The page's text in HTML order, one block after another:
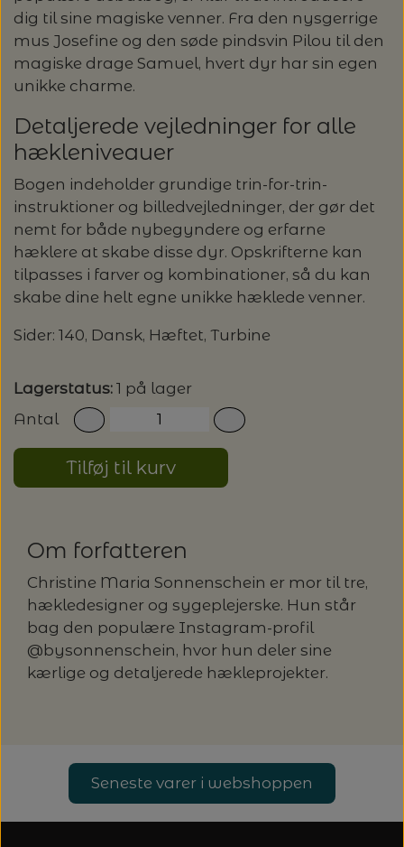
PASCUALI: NEPAL - SPAR 20%
POMP STITCH - BRODERI - SPAR 30-35%
PÅ ALLE KITS
SPAR 40% - GLERUPS STØVLER BØRN (STR.
19 - 23)
PERMIN: SPAR 30% PÅ ALLE
JULEBRODERIER
BALDYRE: UDVALGTE BRODERIER - SPAR
LANG YARNS
PASCUALI
RAUMA GARN
PERMIN
LENE HOLME SAMSØE - LEKNIT
MY FAVOURITE THINGS KNITWEAR
ODD ROW
OTHER LOOPS
PETITEKNIT
RAUMA
MASKESTOPPERE
MÅLEBÅND / PINDEMÅLERE
OPSKRIFTHOLDER FRA KNITPRO -
MAGMA
SAKSE
STRIKKE- OG SYNÅLE
SYTRÅD
TRYKLÅSE
dig til sine magiske venner. Fra den nysgerrige
mus Josefine og den søde pindsvin Pilou til den
magiske drage Samuel, hvert dyr har sin egen
unikke charme.
Detaljerede vejledninger for alle
hækleniveauer
Bogen indeholder grundige trin-for-trin-
instruktioner og billedvejledninger, der gør det
nemt for både nybegyndere og erfarne
hæklere at skabe disse dyr. Opskrifterne kan
tilpasses i farver og kombinationer, så du kan
skabe dine helt egne unikke hæklede venner.
Sider: 140, Dansk, Hæftet, Turbine
Lagerstatus: 1 på lager
Antal
Tilføj til kurv
Om forfatteren
Christine Maria Sonnenschein er mor til tre,
hækledesigner og sygeplejerske. Hun står
bag den populære Instagram-profil
@bysonnenschein, hvor hun deler sine
kærlige og detaljerede hækleprojekter.
Seneste varer i webshoppen